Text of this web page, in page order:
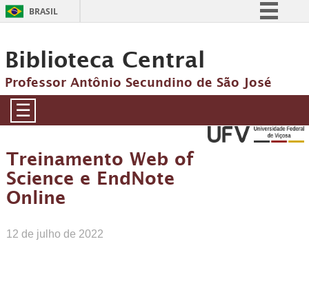
BRASIL
Comunica BR
Participe
Canais
Biblioteca Central
Professor Antônio Secundino de São José
☰
Treinamento Web of
Science e EndNote
Online
12 de julho de 2022